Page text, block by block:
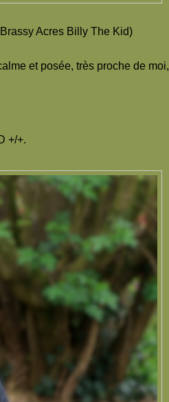
Acres Billy The Kid)
et posée, très proche de moi,
+/+.